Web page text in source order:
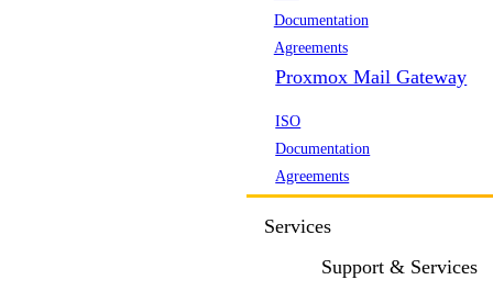
Documentation
Agreements
Proxmox Mail Gateway
ISO
Documentation
Agreements
Services
Support & Services